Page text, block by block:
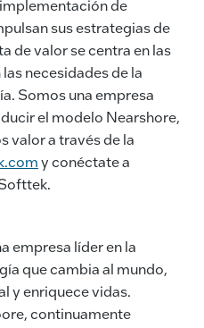
de
sus estrategias de
de valor se centra en las
necesidades de la
Somos una empresa
el modelo Nearshore,
valor a través de la
y conéctate a
empresa líder en la
que cambia al mundo,
y enriquece vidas.
continuamente